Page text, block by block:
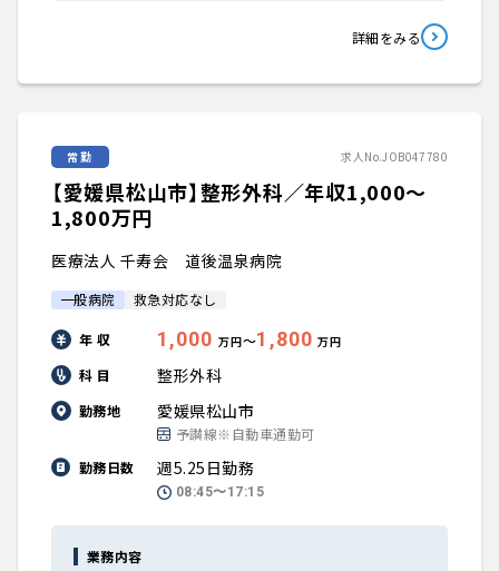
詳細をみる
常勤 求人No.JOB047780
【愛媛県松山市】整形外科／年収1,000〜
1,800万円
医療法人 千寿会 道後温泉病院
一般病院 救急対応なし
年 収 1,000 万円〜1,800 万円
科 目 整形外科
勤務地 愛媛県松山市
予讃線※自動車通勤可
勤務日数
週5.25日勤務
08:45〜17:15
業務内容